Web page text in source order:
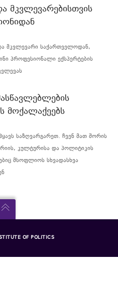
ᲛᲙᲕᲚᲔᲕᲐᲠᲔᲑᲘᲡᲗᲕᲘᲡ
მკვლევარი საქართველოდან,
პროფესიონალი ექსპერტების
ᲛᲝᲥᲐᲚᲐᲥᲔᲔᲑᲡ
საზღვარგარეთ. ჩვენ მათ შორის
კულტურისა და პოლიტიკის
მსოფლიოს სხვადასხვა
OF POLITICS